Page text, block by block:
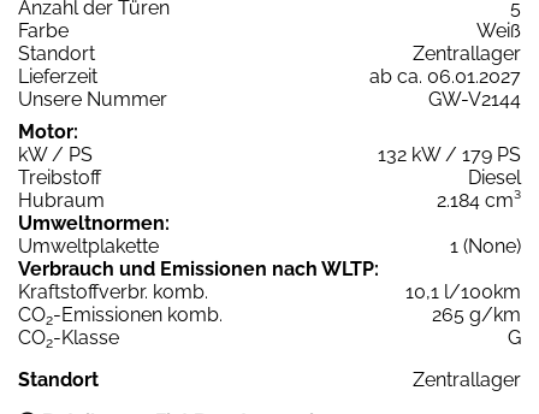
Anzahl der Türen
5
Farbe
Weiß
Standort
Zentrallager
Lieferzeit
ab ca. 06.01.2027
Unsere Nummer
GW-V2144
Motor:
kW / PS
132 kW / 179 PS
Treibstoff
Diesel
Hubraum
2.184 cm³
Umweltnormen:
Umweltplakette
1 (None)
Verbrauch und Emissionen nach WLTP:
Kraftstoffverbr. komb.
10,1 l/100km
CO2-Emissionen komb.
265 g/km
CO2-Klasse
G
Standort
Zentrallager